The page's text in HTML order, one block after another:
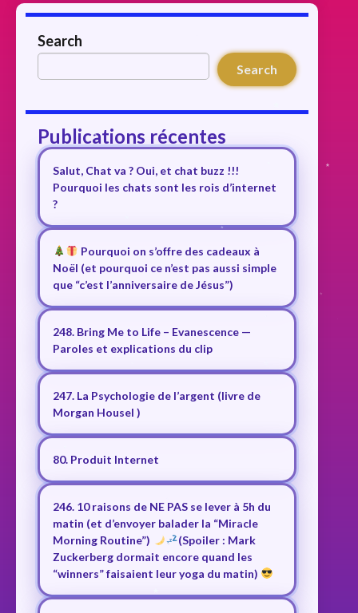
Search
Search
Publications récentes
Salut, Chat va ? Oui, et chat buzz !!!
Pourquoi les chats sont les rois d’internet
?
Pourquoi on s’offre des cadeaux à
Noël (et pourquoi ce n’est pas aussi simple
que “c’est l’anniversaire de Jésus”)
248. Bring Me to Life – Evanescence —
Paroles et explications du clip
247. La Psychologie de l’argent (livre de
Morgan Housel )
80. Produit Internet
246. 10 raisons de NE PAS se lever à 5h du
matin (et d’envoyer balader la “Miracle
Morning Routine”)
(Spoiler : Mark
Zuckerberg dormait encore quand les
“winners” faisaient leur yoga du matin)